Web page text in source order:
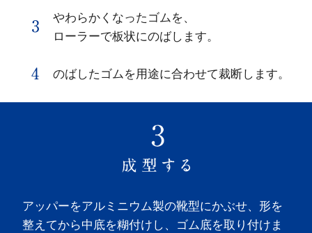
やわらかくなったゴムを、
ローラーで板状にのばします。
のばしたゴムを用途に合わせて裁断します。
アッパーをアルミニウム製の靴型にかぶせ、形を
整えてから中底を糊付けし、ゴム底を取り付けま